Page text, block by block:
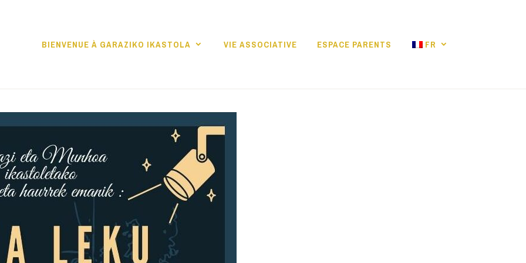
BIENVENUE À GARAZIKO IKASTOLA VIE ASSOCIATIVE ESPACE PARENTS FR